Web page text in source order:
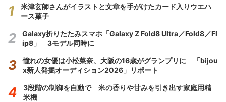
米津玄師さんがイラストと文章を手がけたカード入りウエハ
ース菓子
Galaxy折りたたみスマホ「Galaxy Z Fold8 Ultra／Fold8／Fl
ip8」 3モデル同時に
憧れの女優は小松菜奈、大阪の16歳がグランプリに 「bijou
x新人発掘オーディション2026」リポート
3段階の制御を自動で 米の香りや甘みを引き出す家庭用精
米機